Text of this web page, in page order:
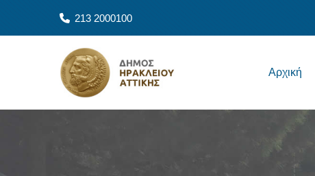
213 2000100
Αρχική